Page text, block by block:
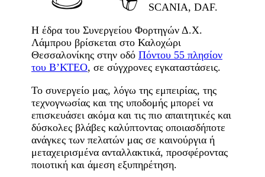
SCANIA, DAF.
Η έδρα του Συνεργείου Φορτηγών Δ.Χ.
Λάμπρου βρίσκεται στο Καλοχώρι
Θεσσαλονίκης στην οδό Πόντου 55 πλησίον
του Β’ΚΤΕΟ, σε σύγχρονες εγκαταστάσεις.
Το συνεργείο μας, λόγω της εμπειρίας, της
τεχνογνωσίας και της υποδομής μπορεί να
επισκευάσει ακόμα και τις πιο απαιτητικές και
δύσκολες βλάβες καλύπτοντας οποιασδήποτε
ανάγκες των πελατών μας σε καινούργια ή
μεταχειρισμένα ανταλλακτικά, προσφέροντας
ποιοτική και άμεση εξυπηρέτηση.